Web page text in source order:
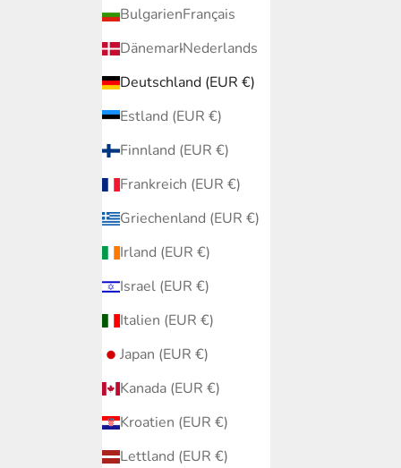
Bulgarien (EUR €)
Dänemark (EUR €)
Deutschland (EUR €)
Estland (EUR €)
Finnland (EUR €)
Frankreich (EUR €)
Griechenland (EUR €)
Irland (EUR €)
Israel (EUR €)
Italien (EUR €)
Japan (EUR €)
Kanada (EUR €)
Kroatien (EUR €)
Lettland (EUR €)
Français
Nederlands